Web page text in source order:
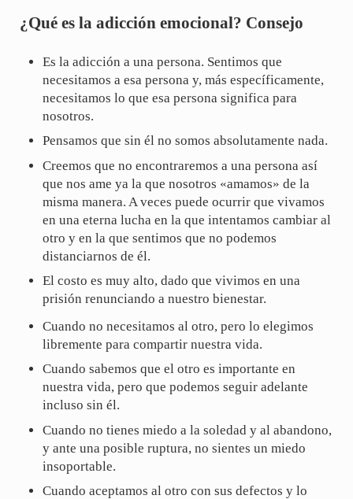
¿Qué es la adicción emocional? Consejo
Es la adicción a una persona. Sentimos que
necesitamos a esa persona y, más específicamente,
necesitamos lo que esa persona significa para
nosotros.
Pensamos que sin él no somos absolutamente nada.
Creemos que no encontraremos a una persona así
que nos ame ya la que nosotros «amamos» de la
misma manera. A veces puede ocurrir que vivamos
en una eterna lucha en la que intentamos cambiar al
otro y en la que sentimos que no podemos
distanciarnos de él.
El costo es muy alto, dado que vivimos en una
prisión renunciando a nuestro bienestar.
Cuando no necesitamos al otro, pero lo elegimos
libremente para compartir nuestra vida.
Cuando sabemos que el otro es importante en
nuestra vida, pero que podemos seguir adelante
incluso sin él.
Cuando no tienes miedo a la soledad y al abandono,
y ante una posible ruptura, no sientes un miedo
insoportable.
Cuando aceptamos al otro con sus defectos y lo